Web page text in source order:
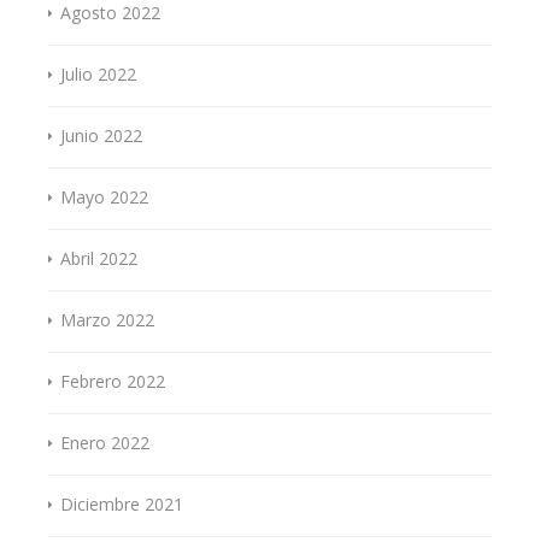
Agosto 2022
Julio 2022
Junio 2022
Mayo 2022
Abril 2022
Marzo 2022
Febrero 2022
Enero 2022
Diciembre 2021